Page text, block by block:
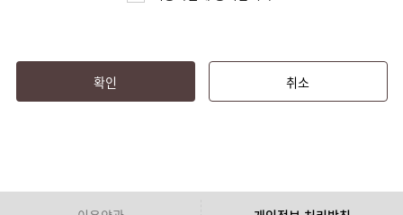
3. 회원은 정기적으로 심즈(SIMS)를 방문하여 약관의 변경사항
원 탈퇴를 할 수 있으며 이로 인해 심즈(SIMS)에서 제공하는 서
확인 취소